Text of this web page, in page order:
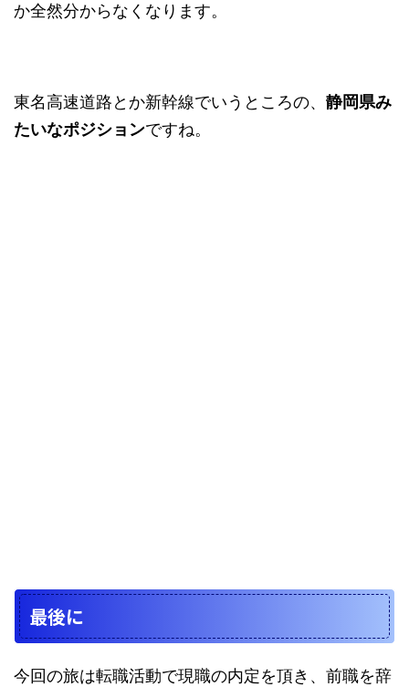
か全然分からなくなります。
東名高速道路とか新幹線でいうところの、 静岡県み
たいなポジションですね。
最後に
今回の旅は転職活動で現職の内定を頂き、前職を辞